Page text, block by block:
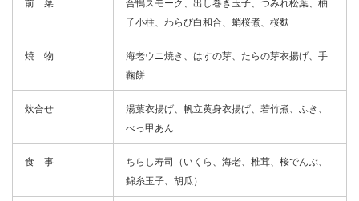
前 菜
合鴨スモーク、出し巻き玉子、つみれ松葉、柚
子小柱、わらび白和合、蛸桜煮、桜麩
焼 物
海老ウニ焼き、はすの芽、たらの芽衣揚げ、手
鞠餅
炊合せ
湯葉衣揚げ、帆立黄身衣揚げ、若竹煮、ふき、
べっ甲あん
食 事
ちらし寿司（いくら、海老、椎茸、桜でんぶ、
錦糸玉子、胡瓜）